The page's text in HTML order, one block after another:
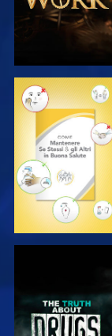
GUARDA